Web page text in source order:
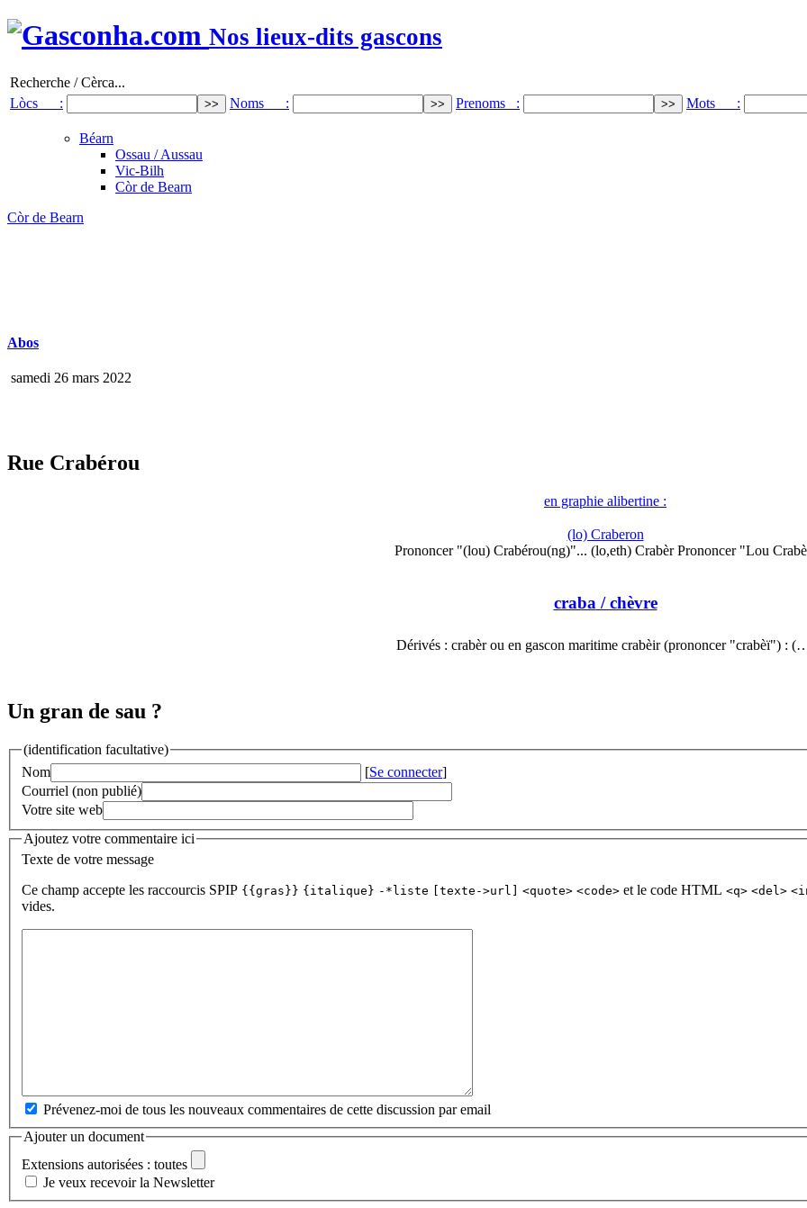
Nos lieux-dits gascons
Recherche / Cèrca...
Lòcs :
Noms : Prenoms : Mots :
Béarn
Ossau / Aussau
Vic-Bilh
Còr de Bearn
Còr de Bearn
Abos
samedi 26 mars 2022
Rue Crabérou
en graphie alibertine :
(lo) Craberon
Prononcer "(lou) Crabérou(ng)"... (lo,eth) Crabèr Prononcer "Lou
craba / chèvre
Dérivés : crabèr ou en gascon maritime crabèir (prononcer "crabèï") :
Un gran de sau ?
(identification facultative)
Nom
[Se connecter]
Courriel (non publié)
Votre site web
Ajoutez votre commentaire ici
Texte de votre message
Ce champ accepte les raccourcis SPIP {{gras}} {italique} -*liste [texte->url] <quote> <code> et le code HTML <q> <del>
vides.
Prévenez-moi de tous les nouveaux commentaires de cette discussion par email
Ajouter un document
Extensions autorisées : toutes
Je veux recevoir la Newsletter